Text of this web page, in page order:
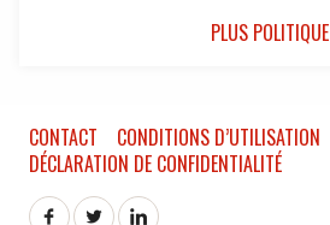
PLUS POLITIQUE
CONTACT
CONDITIONS D’UTILISATION
DÉCLARATION DE CONFIDENTIALITÉ